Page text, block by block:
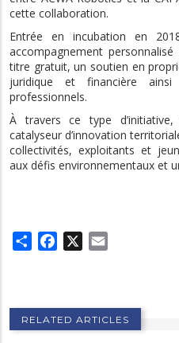
cette collaboration.
Entrée en incubation en
accompagnement
titre gratuit, un soutien en
juridique et financière
professionnels.
À travers ce type
catalyseur d’innovation
collectivités, exploitants et
aux défis environnementaux et
Share Facebook
RELATED ARTICLES